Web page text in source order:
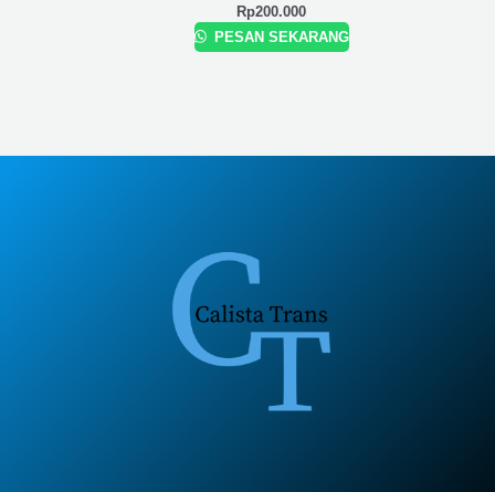
Rp200.000
PESAN SEKARANG